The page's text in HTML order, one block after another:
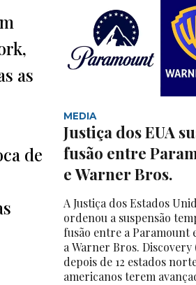
as
de
MEDIA
Justiça dos EUA
fusão entre
e Warner Bros.
A Justiça dos Estados
ordenou a suspensão
fusão entre a Paramount
a Warner Bros. Discovery
depois de 12 estados
americanos terem